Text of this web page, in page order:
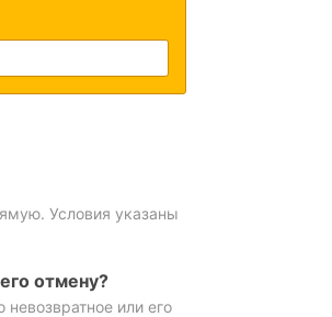
Условия указаны
отмену?
или его